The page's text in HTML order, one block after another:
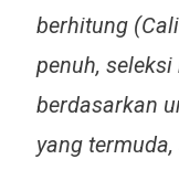
berhitung
penuh,
berdasarkan
yang